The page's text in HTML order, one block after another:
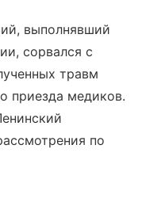
выполнявший
сорвался с
травм
приезда медиков.
по